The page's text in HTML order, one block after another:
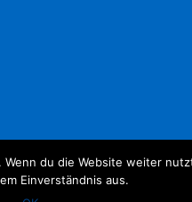
Wenn du die Website weiter
Einverständnis aus.